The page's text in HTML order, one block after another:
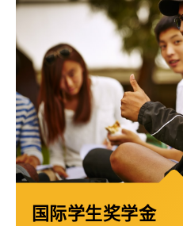
国际学生奖学金